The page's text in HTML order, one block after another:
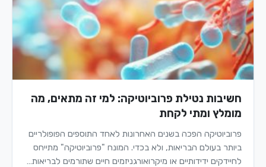
חשיבות נטילת פרוביוטיקה: למי זה מתאים, מה
מומלץ ומתי לקחת
פרוביוטיקה הפכה בשנים האחרונות לאחד התוספים הפופולריים
ביותר בעולם הבריאות, ולא בכדי. המונח "פרוביוטיקה" מתייחס
לחיידקים ידידותיים או מיקרואורגניזמים חיים שתורמים לבריאות…